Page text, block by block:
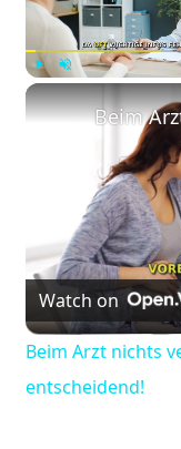
Watch on
Beim Arzt nichts
entscheidend!